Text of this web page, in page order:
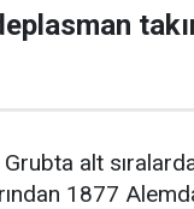
alt
1877